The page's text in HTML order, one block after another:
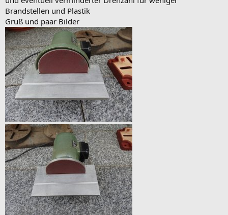
Brandstellen und Plastik
Gruß und paar Bilder